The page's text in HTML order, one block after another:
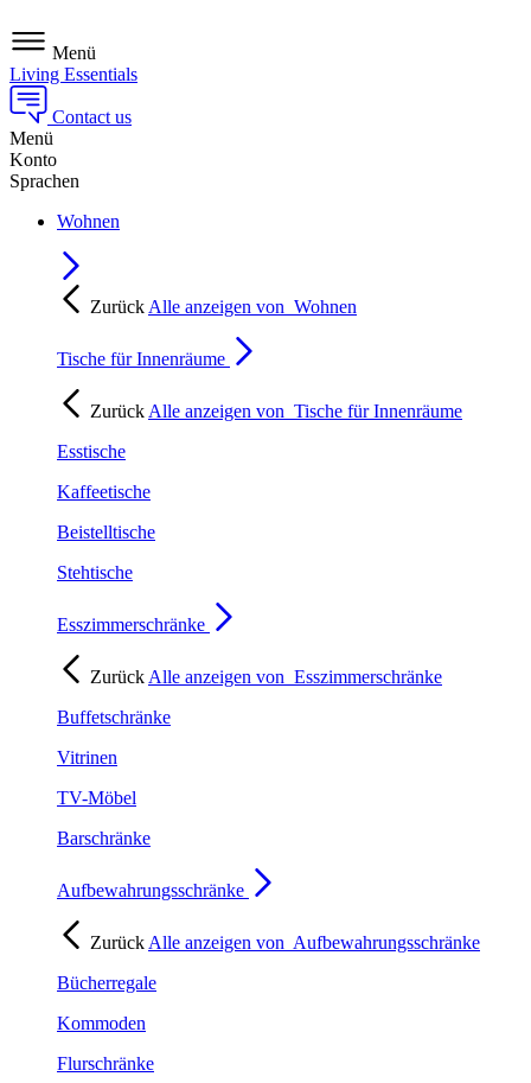
Menü
Living Essentials
Contact us
Menü
Konto
Sprachen
Wohnen
Zurück Alle anzeigen von Wohnen
Tische für Innenräume
Zurück Alle anzeigen von Tische für Innenräume
Esstische
Kaffeetische
Beistelltische
Stehtische
Esszimmerschränke
Zurück Alle anzeigen von Esszimmerschränke
Buffetschränke
Vitrinen
TV-Möbel
Barschränke
Aufbewahrungsschränke
Zurück Alle anzeigen von Aufbewahrungsschränke
Bücherregale
Kommoden
Flurschränke